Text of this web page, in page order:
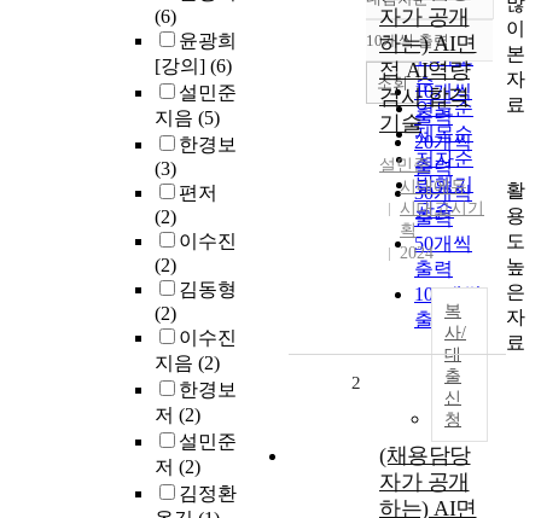
(6)
윤광희
[강의] (6)
설민준
지음 (5)
한경보
(3)
편저
(2)
이수진
(2)
김동형
(2)
이수진
지음 (2)
한경보
저 (2)
설민준
저 (2)
김정환
정확도
순
인기도
순
연도순
제목순
저자순
발행기
관순
내림차순
10개씩 출력
10개씩
출력
20개씩
출력
30개씩
출력
50개씩
출력
100개씩
출력
조회
자가 공개
하는) AI면
접 AI역량
검사 합격
기술
설민준
시대에듀
시대고시기
획
2024
복
사/
대
출
신
청
2
(채용담당
자가 공개
하는) AI면
이
본
자
료
활
용
도
높
은
자
료